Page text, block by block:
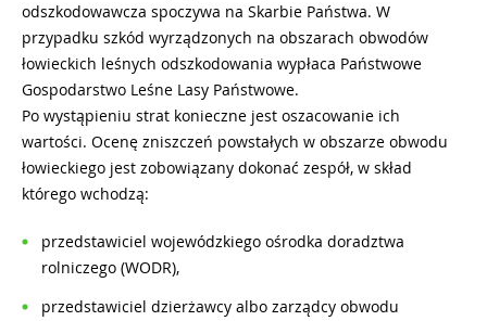
odszkodowawcza spoczywa na Skarbie Państwa. W
przypadku szkód wyrządzonych na obszarach obwodów
łowieckich leśnych odszkodowania wypłaca Państwowe
Gospodarstwo Leśne Lasy Państwowe.
Po wystąpieniu strat konieczne jest oszacowanie ich
wartości. Ocenę zniszczeń powstałych w obszarze obwodu
łowieckiego jest zobowiązany dokonać zespół, w skład
którego wchodzą:
przedstawiciel wojewódzkiego ośrodka doradztwa
rolniczego (WODR),
przedstawiciel dzierżawcy albo zarządcy obwodu